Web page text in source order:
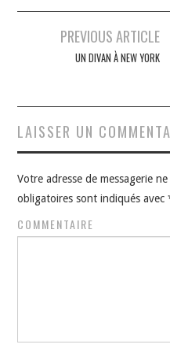
Navigation
PREVIOUS ARTICLE
UN DIVAN À NEW YORK
LAISSER UN
Votre adresse de messagerie
obligatoires sont indiqués avec
COMMENTAIRE